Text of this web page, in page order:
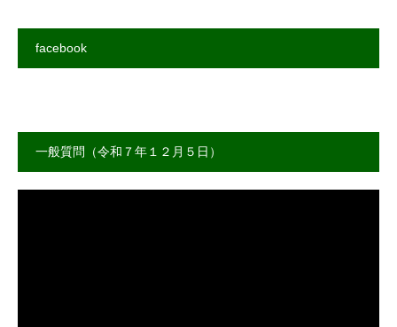
facebook
一般質問（令和７年１２月５日）
動